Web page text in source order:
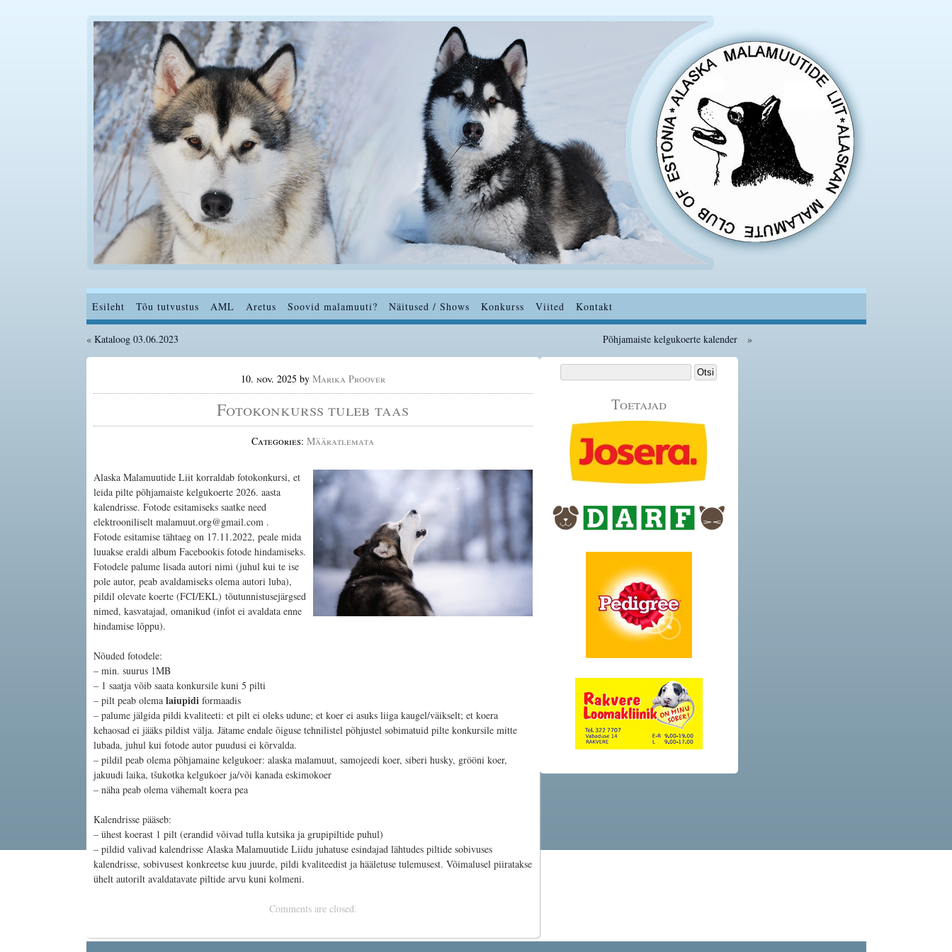
Esileht Tõu tutvustus AML Aretus Soovid malamuuti? Näitused / Shows Konkurss Viited Kontakt
« Kataloog 03.06.2023 Põhjamaiste kelgukoerte kalender »
10. nov. 2025 by Marika Proover
Fotokonkurss tuleb taas
Categories: Määratlemata
Alaska Malamuutide Liit korraldab fotokonkursi, et
leida pilte põhjamaiste kelgukoerte 2026. aasta
kalendrisse. Fotode esitamiseks saatke need
elektrooniliselt malamuut.org@gmail.com .
Fotode esitamise tähtaeg on 17.11.2022, peale mida
luuakse eraldi album Facebookis fotode hindamiseks.
Fotodele palume lisada autori nimi (juhul kui te ise
pole autor, peab avaldamiseks olema autori luba),
pildil olevate koerte (FCI/EKL) tõutunnistusejärgsed
nimed, kasvatajad, omanikud (infot ei avaldata enne
hindamise lõppu).
Nõuded fotodele:
– min. suurus 1MB
– 1 saatja võib saata konkursile kuni 5 pilti
– pilt peab olema laiupidiformaadis
– palume jälgida pildi kvaliteeti: et pilt ei oleks udune; et koer ei asuks liiga kaugel/väikselt; et koera
kehaosad ei jääks pildist välja. Jätame endale õiguse tehnilistel põhjustel sobimatuid pilte konkursile mitte
lubada, juhul kui fotode autor puudusi ei kõrvalda.
– pildil peab olema põhjamaine kelgukoer: alaska malamuut, samojeedi koer, siberi husky, grööni koer,
jakuudi laika, tšukotka kelgukoer ja/või kanada eskimokoer
– näha peab olema vähemalt koera pea
Kalendrisse pääseb:
– ühest koerast 1 pilt (erandid võivad tulla kutsika ja grupipiltide puhul)
– pildid valivad kalendrisse Alaska Malamuutide Liidu juhatuse esindajad lähtudes piltide sobivuses
kalendrisse, sobivusest konkreetse kuu juurde, pildi kvaliteedist ja hääletuse tulemusest. Võimalusel piiratakse
ühelt autorilt avaldatavate piltide arvu kuni kolmeni.
Comments are closed.
Otsi:
Toetajad